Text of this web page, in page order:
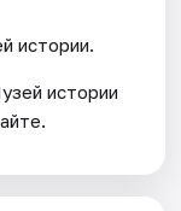
истории.
истории